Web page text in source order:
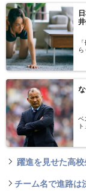
ら
ュ
タ
コ
ベ
ま
科
躍進を見せた高
チーム名で進路